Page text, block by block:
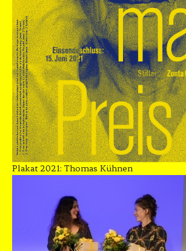
Plakat 2021: Thomas Kühnen